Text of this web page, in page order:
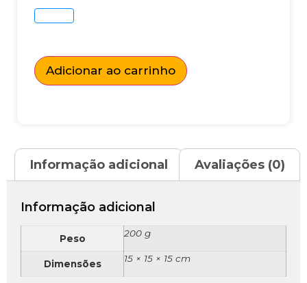
Adicionar ao carrinho
Informação adicional Avaliações (0)
Informação adicional
Peso 200 g
Dimensões 15 × 15 × 15 cm